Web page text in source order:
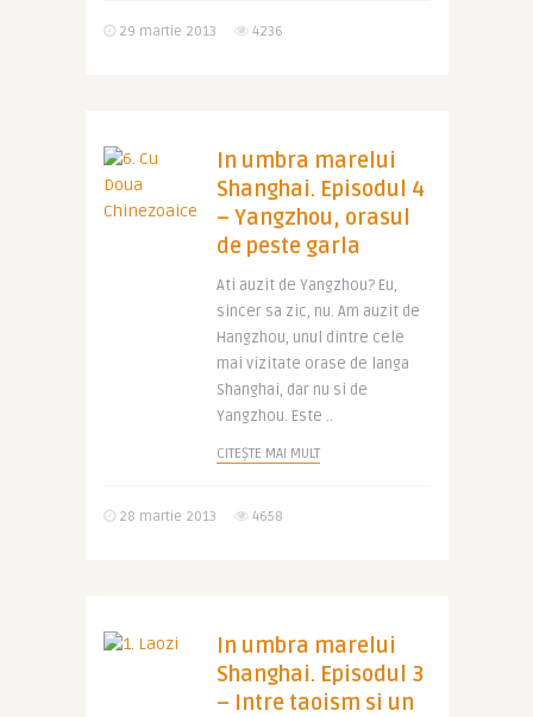
29 martie 2013 4236
In umbra marelui
Shanghai. Episodul 4
– Yangzhou, orasul
de peste garla
Ati auzit de Yangzhou? Eu,
sincer sa zic, nu. Am auzit de
Hangzhou, unul dintre cele
mai vizitate orase de langa
Shanghai, dar nu si de
Yangzhou. Este ..
CITEȘTE MAI MULT
28 martie 2013 4658
In umbra marelui
Shanghai. Episodul 3
– Intre taoism si un